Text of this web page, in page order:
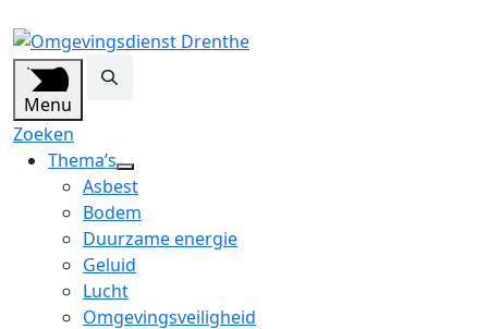
Menu
Zoeken
Thema’s
open
dropdown
menu
Asbest
Bodem
Duurzame energie
Geluid
Lucht
Omgevingsveiligheid